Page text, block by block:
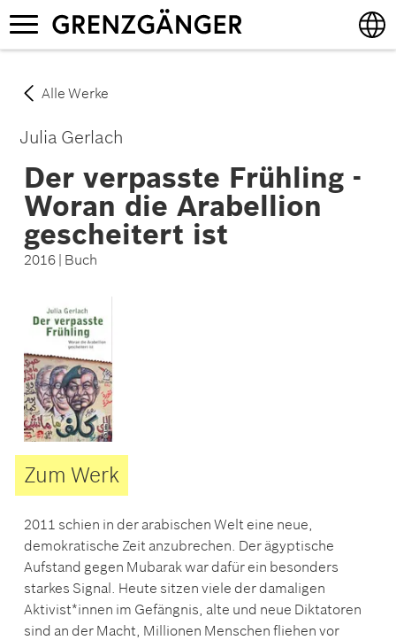
Direkt
zum
Inhalt
Navigation
aktivieren/deaktivieren
Alle Werke
Julia Gerlach
Der verpasste Frühling -
Woran die Arabellion
gescheitert ist
2016 | Buch
Zum Werk
2011 schien in der arabischen Welt eine neue,
demokratische Zeit anzubrechen. Der ägyptische
Aufstand gegen Mubarak war dafür ein besonders
starkes Signal. Heute sitzen viele der damaligen
Aktivist*innen im Gefängnis, alte und neue Diktatoren
sind an der Macht, Millionen Menschen fliehen vor